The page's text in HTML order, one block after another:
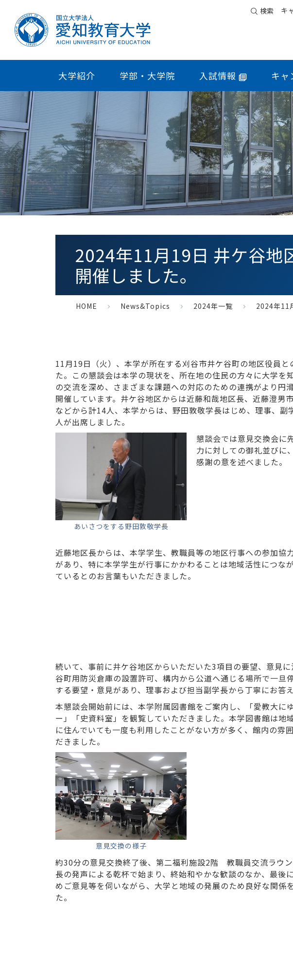
検索 キ
大学紹介 学部・大学院 入試情報 キャ
2024年11月19日 井ケ谷地
開催しました。
HOME News&Topics 2024年一覧 2024年11
11月19日（火）、本学が所在する刈谷市井ケ谷町の地区役員
た。この懇談会は本学の現状を、所在地の住民の方々に大学を
の交流を深め、さまざまな課題への対応のための連携がより
開催しています。井ケ谷地区からは近藤和哉地区長、近藤澄
などから計14人、本学からは、野田敦敬学長はじめ、理事、
人が出席しました。
あいさつをする野田敦敬学長
懇談会では意見交換会に
力に対しての御礼並びに
感謝の意を述べました。
近藤地区長からは、本学学生、教職員等の地区行事への参加協
があり、特に本学学生が行事にかかわることは地域活性につな
ているとのお言葉もいただきました。
続いて、事前に井ケ谷地区からいただいた3項目の要望、意見
谷町用防災倉庫の設置許可、構内から公道へ通じる場所で一
する要望・意見があり、理事および担当副学長から丁寧にお答え
本懇談会開始前には、本学附属図書館をご案内し、「愛教大に
ー」「史資料室」を観覧していただきました。本学図書館は
に住んでいても一度も利用したことがない方が多く、館内の
だきました。
意見交換の様子
約30分の意見交換終了後、第二福利施設2階 教職員交流ラウ
長の発声による乾杯で始まり、終始和やかな歓談のなか、最
めご意見等を伺いながら、大学と地域の発展のため良好な関係
た。